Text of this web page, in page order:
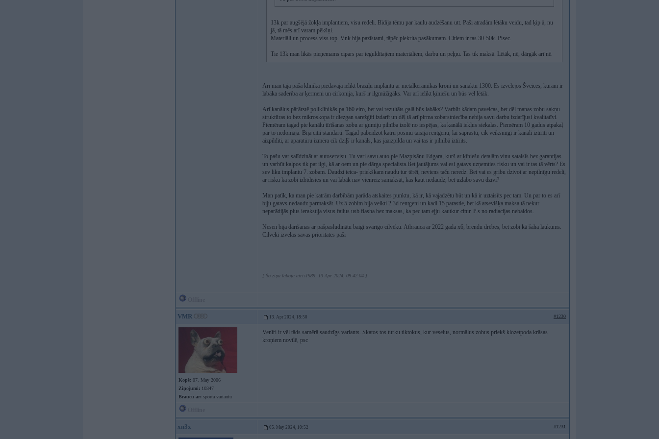
13k par augšējā žokļa implantiem, visu redeli. Bīdīja tēmu par kaulu audzēšanu utt. Paši atradām lētāku veidu, tad ķip ā, nu
jā, tā mēs arī varam pēkšņi.
Materiāli un process viss top. Vnk bija pazīstami, tāpēc piekrita pasākumam. Citiem ir tas 30-50k. Pisec.
Tie 13k man likās pieņemams cipars par ieguldītajiem materiāliem, darbu un peļņu. Tas tik maksā. Lētāk, nē, dārgāk arī nē.
Arī man tajā pašā klīnikā piedāvāja ielikt brazīļu implantu ar metalkeramikas kroni un sanāktu 1300. Es izvēlējos Šveices, kuram ir
labāka saderība ar ķermeni un cirkonija, kurš ir ilgmūžīgāks. Var arī ielikt ķīniešu un būs vel lētāk.
Arī kanālus pārārstē poliklīnikās pa 160 eiro, bet vai rezultāts galā būs labāks? Varbūt kādam paveicas, bet dēļ manas zobu sakņu
struktūras to bez mikroskopa ir diezgan sarežģīti izdarīt un dēļ tā arī pirma zobarstniecība nebija savu darbu izdarījusi kvalitatīvi.
Piemēram tagad pie kanālu tīrīšanas zobu ar gumiju pilnība izolē no iespējas, ka kanālā iekļus siekalas. Piemēram 10 gadus atpakaļ
par to nedomāja. Bija citii standarti. Tagad pabeidzot katru posmu taisīja rentgenu, lai saprastu, cik veiksmīgi ir kanāli iztīrīti un
aizpildīti, ar aparatūru izmēra cik dziļš ir kanāls, kas jāaizpilda un vai tas ir pilnībā iztīrīts.
To pašu var salīdzināt ar autoservisu. Tu vari savu auto pie Mazpisānu Edgara, kurš ar ķīniešu detaļām viņu sataisīs bez garantijas
un varbūt kalpos tik pat ilgi, kā ar oem un pie dārga specialista.Bet jautājums vai esi gatavs uzņemties risku un vai ir tas tā vērts? Es
sev liku implantu 7. zobam. Daudzi teica- priekškam naudu tur tērēt, neviens taču neredz. Bet vai es gribu dzivot ar nepilnīgu redeli,
ar risku ka zobi izbīdīsies un vai labāk nav vienreiz samaksāt, kas kaut nedaudz, bet uzlabo savu dzīvi?
Man patīk, ka man pie katrām darbībām parāda atskaites punktu, kā ir, kā vajadzētu būt un kā ir uztaisīts pec tam. Un par to es arī
biju gatavs nedaudz parmaksāt. Uz 5 zobim bija veikti 2 3d rentgeni un kadi 15 parastie, bet kā atsevišķa maksa tā nekur
neparādijās plus ierakstija visus failus usb flasha bez maksas, ka pec tam ejju kautkur citur. P.s no radiacijas nebaidos.
Nesen bija darīšanas ar pašpasludinātu baigi svarīgo cilvēku. Atbrauca ar 2022 gada x6, brendu drēbes, bet zobi kā šaha laukums.
Cilvēki izvēlas savas prioritātes paši
[ Šo ziņu laboja airis1989, 13 Apr 2024, 08:42:04 ]
VMR 13. Apr 2024, 18:50 #1230
Kopš: 07. May 2006
Ziņojumi: 10347
Braucu ar: sporta variantu
Venīri ir vēl tāds samērā saudzīgs variants. Skatos tos turku tiktokus, kur veselus, normālus zobus priekš klozetpoda krāsas
kroņiem novīlē, psc
xn3x 05. May 2024, 10:52 #1231